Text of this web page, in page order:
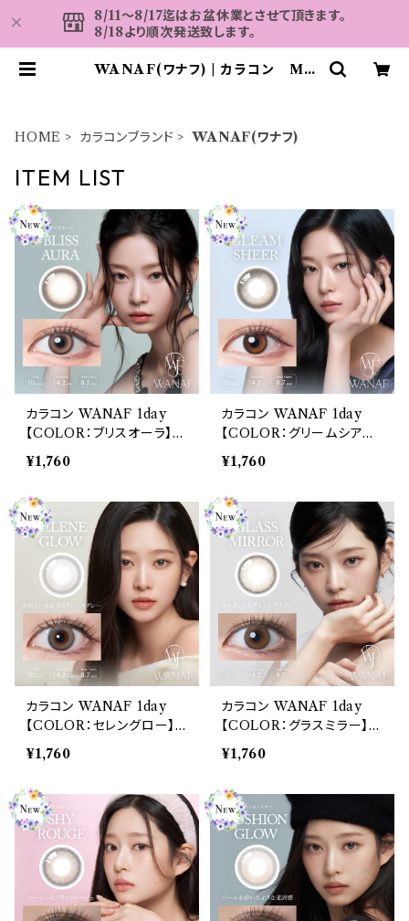
8/11～8/17迄はお盆休業とさせて頂きます。
8/18より順次発送致します。
WANAF(ワナフ) | カラコン MA
HOME カラコンブランド WANAF(ワナフ)
ITEM LIST
カラコン WANAF 1day
【COLOR：ブリスオーラ】1
箱 10枚入 ワナフ ワンデー
キムミンジュ Kim Minju
ー コンタクト コンタクトレ
ンズ
¥1,760
カラコン WANAF 1day
【COLOR：グリームシアー】
1箱 10枚入 ワナフ ワンデー
キムミンジュ Kim Minju
ー コンタクト コンタクトレ
ンズ
¥1,760
カラコン WANAF 1day
【COLOR：セレングロー】1
箱 10枚入 ワナフ ワンデー
キムミンジュ Kim Minju
ー コンタクト コンタクトレ
ンズ
¥1,760
カラコン WANAF 1day
【COLOR：グラスミラー】1
箱 10枚入 ワナフ ワンデー
キムミンジュ Kim Minju
ー コンタクト コンタクトレ
ンズ
¥1,760